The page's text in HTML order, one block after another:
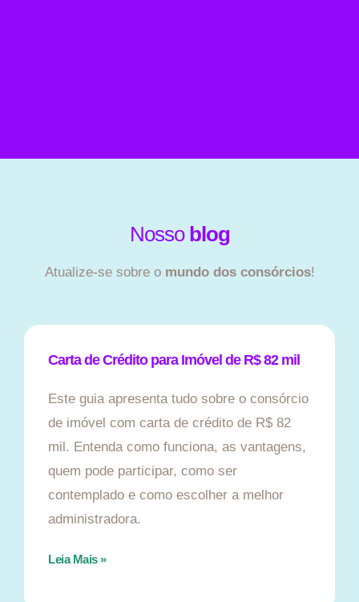
Nosso blog
Atualize-se sobre o mundo dos consórcios!
Carta de Crédito para Imóvel de R$ 82 mil
Este guia apresenta tudo sobre o consórcio
de imóvel com carta de crédito de R$ 82
mil. Entenda como funciona, as vantagens,
quem pode participar, como ser
contemplado e como escolher a melhor
administradora.
Leia Mais »